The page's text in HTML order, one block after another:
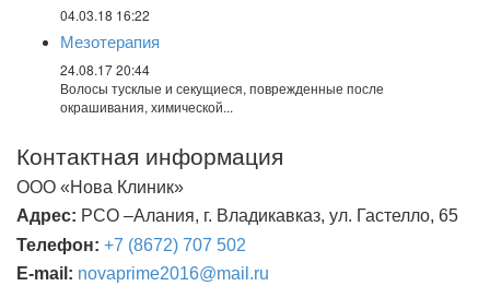
04.03.18 16:22
Мезотерапия
24.08.17 20:44
Волосы тусклые и секущиеся, поврежденные после
окрашивания, химической...
Контактная информация
ООО «Нова Клиник»
Адрес: РСО –Алания, г. Владикавказ, ул. Гастелло, 65
Телефон: +7 (8672) 707 502
E-mail : novaprime2016@mail .ru